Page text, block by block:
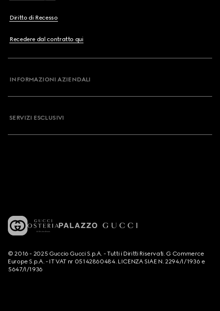
Diritto di Recesso
Recedere dal contratto qui
INFORMAZIONI AZIENDALI
SERVIZI ESCLUSIVI
© 2016 - 2025 Guccio Gucci S.p.A. - Tutti i Diritti Riservati. G Commerce
Europe S.p.A. - IT VAT nr 05142860484. LICENZA SIAE N. 2294/I/1936 e
5647/I/1936